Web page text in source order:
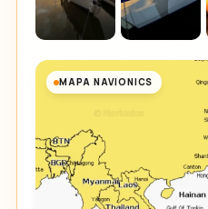
MAPA NAVIONICS